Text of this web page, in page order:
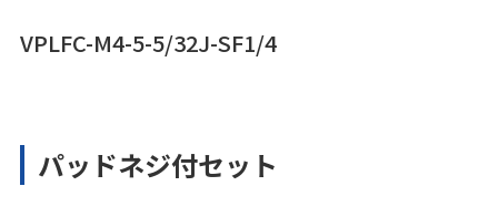
VPLFC-M4-5-5/32J-SF1/4
パッドネジ付セット